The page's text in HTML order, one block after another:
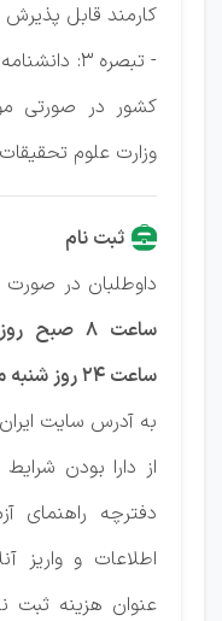
کارمند قابل
- تبصره ۳:
کشور در صورتی
وزارت علوم
ثبت نام
داوطلبان در صورت
ساعت ۲۴ روز شنبه مورخ 1403/05/13
به آدرس سایت
از دارا بودن
دفترچه راهنمای
اطلاعات و واریز
عنوان هزینه